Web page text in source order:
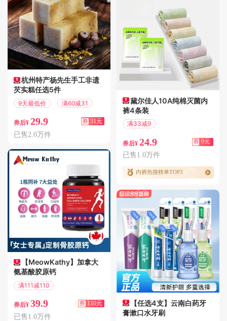
杭州特产杨先生手工非遗
芡实糕任选5件
9天最低价 满60减31
券后¥ 29.9 券 31元
已售2.0万件
【MeowKathy】加拿大
氨基酸胶原钙
满111减110
券后¥ 39.9 券 110元
已售1.0万件
黛尔佳人10A纯棉灭菌内
裤4条装
满33减9
券后¥ 24.9 券 9元
已售1.0万件
内裤热搜榜单TOP3
【任选4支】云南白药牙
膏漱口水牙刷